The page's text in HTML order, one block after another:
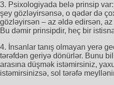
3. Psixologiyada belə prinsip
şey gözləyirsənsə, o qədər də
gözləyirsən – az əldə edirsən,
Bu dəmir prinsipdir, heç bir
4. İnsanlar tanış olmayan yerə
tərəfdən geriyə dönürlər. Bunu
arasına düşmək istəmirsiniz,
istəmirsinizsə, sol tərəfə